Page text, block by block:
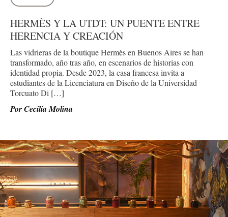
HERMÈS Y LA UTDT: UN PUENTE ENTRE
HERENCIA Y CREACIÓN
Las vidrieras de la boutique Hermès en Buenos Aires se han
transformado, año tras año, en escenarios de historias con
identidad propia. Desde 2023, la casa francesa invita a
estudiantes de la Licenciatura en Diseño de la Universidad
Torcuato Di […]
PorCecilia Molina